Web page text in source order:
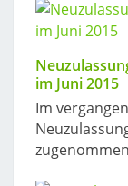
im Juni 2015
Im